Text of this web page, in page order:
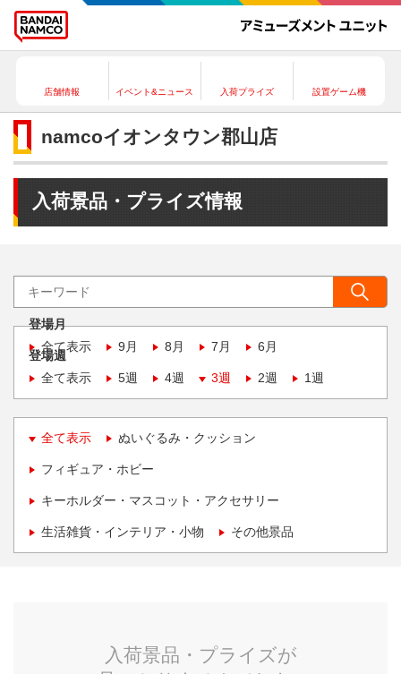
店舗情報 イベント&ニュース 入荷プライズ 設置ゲーム機
namcoイオンタウン郡山店
入荷景品・プライズ情報
登場月
全て表示
9月 8月 7月 6月
登場週
全て表示
5週 4週 3週 2週 1週
全て表示 ぬいぐるみ・クッション
フィギュア・ホビー
キーホルダー・マスコット・アクセサリー
生活雑貨・インテリア・小物 その他景品